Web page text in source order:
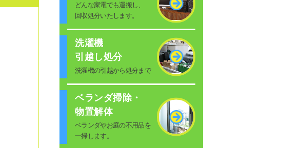
どんな家電でも運搬し、
回収処分いたします。
洗濯機
引越し処分
洗濯機の引越から処分まで
ベランダ掃除・
物置解体
ベランダやお庭の不用品を
一掃します。